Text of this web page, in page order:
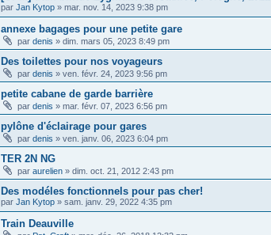
par Jan Kytop » mar. nov. 14, 2023 9:38 pm
annexe bagages pour une petite gare
par denis » dim. mars 05, 2023 8:49 pm
Des toilettes pour nos voyageurs
par denis » ven. févr. 24, 2023 9:56 pm
petite cabane de garde barrière
par denis » mar. févr. 07, 2023 6:56 pm
pylône d'éclairage pour gares
par denis » ven. janv. 06, 2023 6:04 pm
TER 2N NG
par aurelien » dim. oct. 21, 2012 2:43 pm
Des modéles fonctionnels pour pas cher!
par Jan Kytop » sam. janv. 29, 2022 4:35 pm
Train Deauville